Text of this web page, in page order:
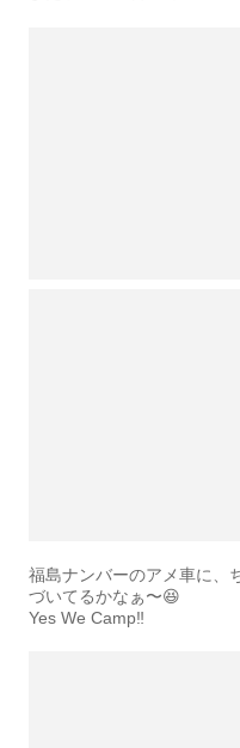
福島ナンバーのアメ車に
づいてるかなぁ〜😆
Yes We Camp‼️